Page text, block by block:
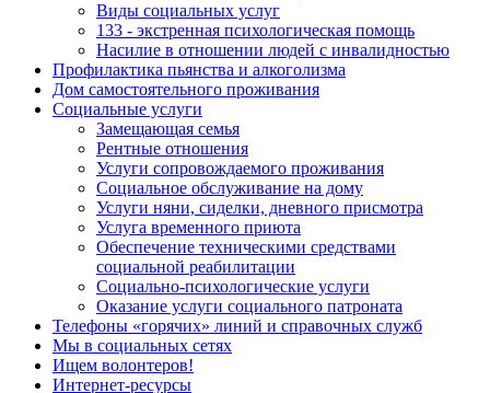
Виды социальных услуг
133 - экстренная психологическая помощь
Насилие в отношении людей с инвалидностью
Профилактика пьянства и алкоголизма
Дом самостоятельного проживания
Социальные услуги
Замещающая семья
Рентные отношения
Услуги сопровождаемого проживания
Социальное обслуживание на дому
Услуги няни, сиделки, дневного присмотра
Услуга временного приюта
Обеспечение техническими средствами
социальной реабилитации
Социально-психологические услуги
Оказание услуги социального патроната
Телефоны «горячих» линий и справочных служб
Мы в социальных сетях
Ищем волонтеров!
Интернет-ресурсы